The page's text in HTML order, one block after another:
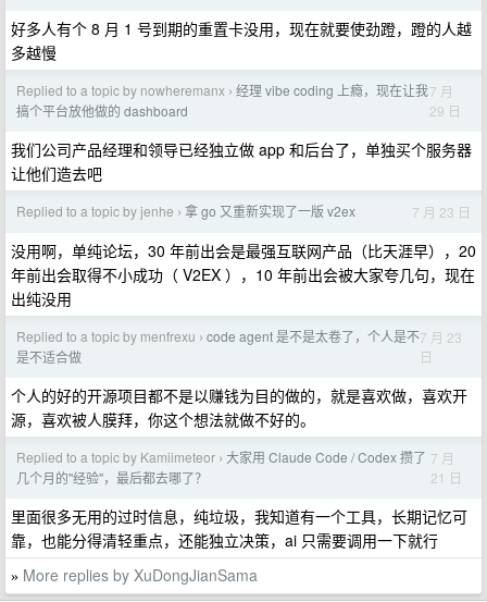
好多人有个 8 月 1 号到期的重置卡没用，现在就要使劲蹬，蹬的人越
多越慢
Replied to a topic by nowheremanx › 经理 vibe coding 上瘾，现在让我
搞个平台放他做的 dashboard
7 月
29 日
我们公司产品经理和领导已经独立做 app 和后台了，单独买个服务器
让他们造去吧
Replied to a topic by jenhe › 拿 go 又重新实现了一版 v2ex 7 月 23 日
没用啊，单纯论坛，30 年前出会是最强互联网产品（比天涯早），20
年前出会取得不小成功（ V2EX ），10 年前出会被大家夸几句，现在
出纯没用
Replied to a topic by menfrexu › code agent 是不是太卷了，个人是不
是不适合做
7 月 23
日
个人的好的开源项目都不是以赚钱为目的做的，就是喜欢做，喜欢开
源，喜欢被人膜拜，你这个想法就做不好的。
Replied to a topic by Kamiimeteor › 大家用 Claude Code / Codex 攒了
几个月的"经验"，最后都去哪了？
7 月
21 日
里面很多无用的过时信息，纯垃圾，我知道有一个工具，长期记忆可
靠，也能分得清轻重点，还能独立决策，ai 只需要调用一下就行
» More replies by XuDongJianSama